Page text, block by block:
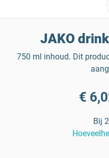
JAKO
750 ml inhoud. Dit
€
Bij